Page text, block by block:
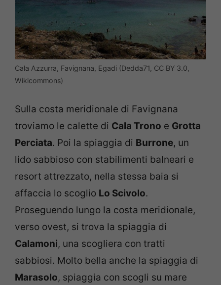
Cala Azzurra, Favignana, Egadi (Dedda71, CC BY 3.0,
Wikicommons)
Sulla costa meridionale di Favignana
troviamo le calette di Cala Trono e Grotta
Perciata. Poi la spiaggia di Burrone, un
lido sabbioso con stabilimenti balneari e
resort attrezzato, nella stessa baia si
affaccia lo scoglio Lo Scivolo.
Proseguendo lungo la costa meridionale,
verso ovest, si trova la spiaggia di
Calamoni, una scogliera con tratti
sabbiosi. Molto bella anche la spiaggia di
Marasolo, spiaggia con scogli su mare